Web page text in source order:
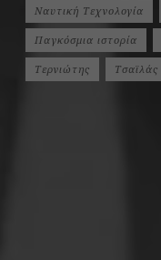
Ναυτική Τεχνολογία
Παγκόσμια ιστορία
Τερνιώτης Τσαϊλάς